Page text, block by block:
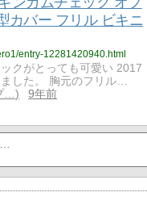
カバー フリル ビキニ
entry-12281420940.html
がとっても可愛い 2017
した。 胸元のフリル…
…
9年前